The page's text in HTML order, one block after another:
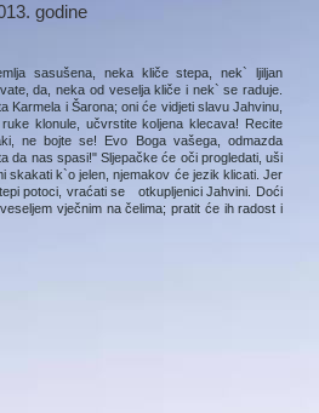
godine
sasušena, neka kliče stepa, nek` ljiljan
da, neka od veselja kliče i nek` se raduje.
Karmela i Šarona; oni će vidjeti slavu Jahvinu,
klonule, učvrstite koljena klecava! Recite
ne bojte se! Evo Boga vašega, odmazda
da nas spasi!" Sljepačke će oči progledati, uši
skakati k`o jelen, njemakov će jezik klicati. Jer
potoci, vraćati se otkupljenici Jahvini. Doći
vječnim na čelima; pratit će ih radost i